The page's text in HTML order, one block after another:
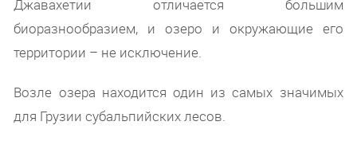
Джавахетии отличается большим
биоразнообразием, и озеро и окружающие его
территории – не исключение.
Возле озера находится один из самых значимых
для Грузии субальпийских лесов.